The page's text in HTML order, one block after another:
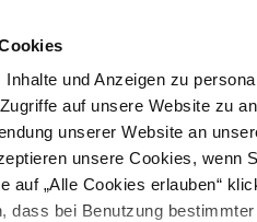
und Anzeigen zu
auf unsere Website zu
unserer Website an
unsere Cookies, wenn
auf „Alle Cookies erlauben“
dass bei Benutzung